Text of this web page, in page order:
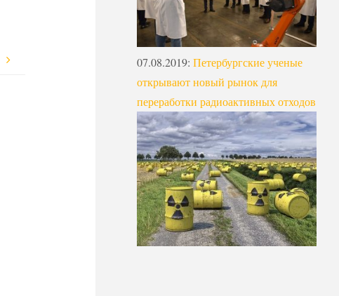
07.08.2019: Петербургские ученые
открывают новый рынок для
переработки радиоактивных отходов